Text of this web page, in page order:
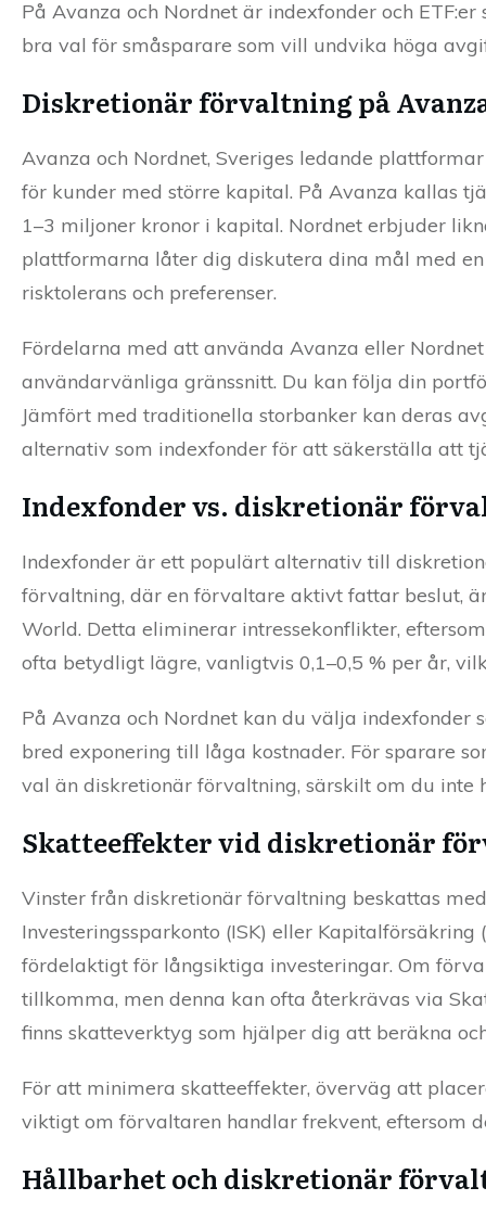
På Avanza och Nordnet är indexfonder och
bra val för småsparare som vill undvika höga
Diskretionär förvaltning på
Avanza och Nordnet, Sveriges ledande
för kunder med större kapital. På Avanza kallas
1–3 miljoner kronor i kapital. Nordnet erbjuder
plattformarna låter dig diskutera dina mål med
risktolerans och preferenser.
Fördelarna med att använda Avanza eller
användarvänliga gränssnitt. Du kan följa din
Jämfört med traditionella storbanker kan deras
alternativ som indexfonder för att säkerställa att
Indexfonder vs. diskretionär
Indexfonder är ett populärt alternativ till
förvaltning, där en förvaltare aktivt fattar beslut,
World. Detta eliminerar intressekonflikter,
ofta betydligt lägre, vanligtvis 0,1–0,5 % per år,
På Avanza och Nordnet kan du välja indexfonder
bred exponering till låga kostnader. För sparare
val än diskretionär förvaltning, särskilt om du
Skatteeffekter vid diskretionär
Vinster från diskretionär förvaltning beskattas
Investeringssparkonto (ISK) eller
fördelaktigt för långsiktiga investeringar. Om
tillkomma, men denna kan ofta återkrävas via
finns skatteverktyg som hjälper dig att beräkna
För att minimera skatteeffekter, överväg att
viktigt om förvaltaren handlar frekvent, eftersom
Hållbarhet och diskretionär